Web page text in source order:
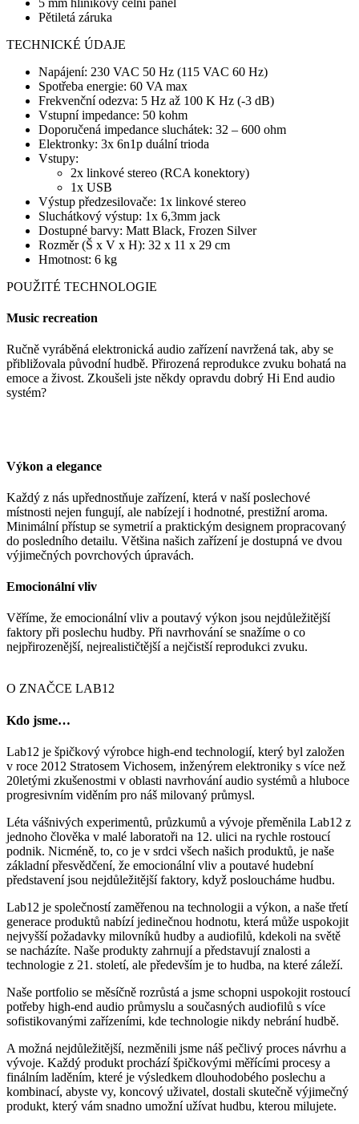
Pětiletá záruka
TECHNICKÉ ÚDAJE
Napájení: 230 VAC 50 Hz (115 VAC 60 Hz)
Spotřeba energie: 60 VA max
Frekvenční odezva: 5 Hz až 100 K Hz (-3 dB)
Vstupní impedance: 50 kohm
Doporučená impedance sluchátek: 32 – 600 ohm
Elektronky: 3x 6n1p duální trioda
Vstupy:
2x linkové stereo (RCA konektory)
1x USB
Výstup předzesilovače: 1x linkové stereo
Sluchátkový výstup: 1x 6,3mm jack
Dostupné barvy: Matt Black, Frozen Silver
Rozměr (Š x V x H): 32 x 11 x 29 cm
Hmotnost: 6 kg
POUŽITÉ TECHNOLOGIE
Music recreation
Ručně vyráběná elektronická audio zařízení navržená tak, aby se
přibližovala původní hudbě. Přirozená reprodukce zvuku bohatá na
emoce a živost. Zkoušeli jste někdy opravdu dobrý Hi End audio
systém?
Výkon a elegance
Každý z nás upřednostňuje zařízení, která v naší poslechové
místnosti nejen fungují, ale nabízejí i hodnotné, prestižní aroma.
Minimální přístup se symetrií a praktickým designem propracovaný
do posledního detailu. Většina našich zařízení je dostupná ve dvou
výjimečných povrchových úpravách.
Emocionální vliv
Věříme, že emocionální vliv a poutavý výkon jsou nejdůležitější
faktory při poslechu hudby. Při navrhování se snažíme o co
nejpřirozenější, nejrealističtější a nejčistší reprodukci zvuku.
O ZNAČCE LAB12
Kdo jsme…
Lab12 je špičkový výrobce high-end technologií, který byl založen
v roce 2012 Stratosem Vichosem, inženýrem elektroniky s více než
20letými zkušenostmi v oblasti navrhování audio systémů a hluboce
progresivním viděním pro náš milovaný průmysl.
Léta vášnivých experimentů, průzkumů a vývoje přeměnila Lab12 z
jednoho člověka v malé laboratoři na 12. ulici na rychle rostoucí
podnik. Nicméně, to, co je v srdci všech našich produktů, je naše
základní přesvědčení, že emocionální vliv a poutavé hudební
představení jsou nejdůležitější faktory, když posloucháme hudbu.
Lab12 je společností zaměřenou na technologii a výkon, a naše třetí
generace produktů nabízí jedinečnou hodnotu, která může uspokojit
nejvyšší požadavky milovníků hudby a audiofilů, kdekoli na světě
se nacházíte. Naše produkty zahrnují a představují znalosti a
technologie z 21. století, ale především je to hudba, na které záleží.
Naše portfolio se měsíčně rozrůstá a jsme schopni uspokojit rostoucí
potřeby high-end audio průmyslu a současných audiofilů s více
sofistikovanými zařízeními, kde technologie nikdy nebrání hudbě.
A možná nejdůležitější, nezměnili jsme náš pečlivý proces návrhu a
vývoje. Každý produkt prochází špičkovými měřícími procesy a
finálním laděním, které je výsledkem dlouhodobého poslechu a
kombinací, abyste vy, koncový uživatel, dostali skutečně výjimečný
produkt, který vám snadno umožní užívat hudbu, kterou milujete.